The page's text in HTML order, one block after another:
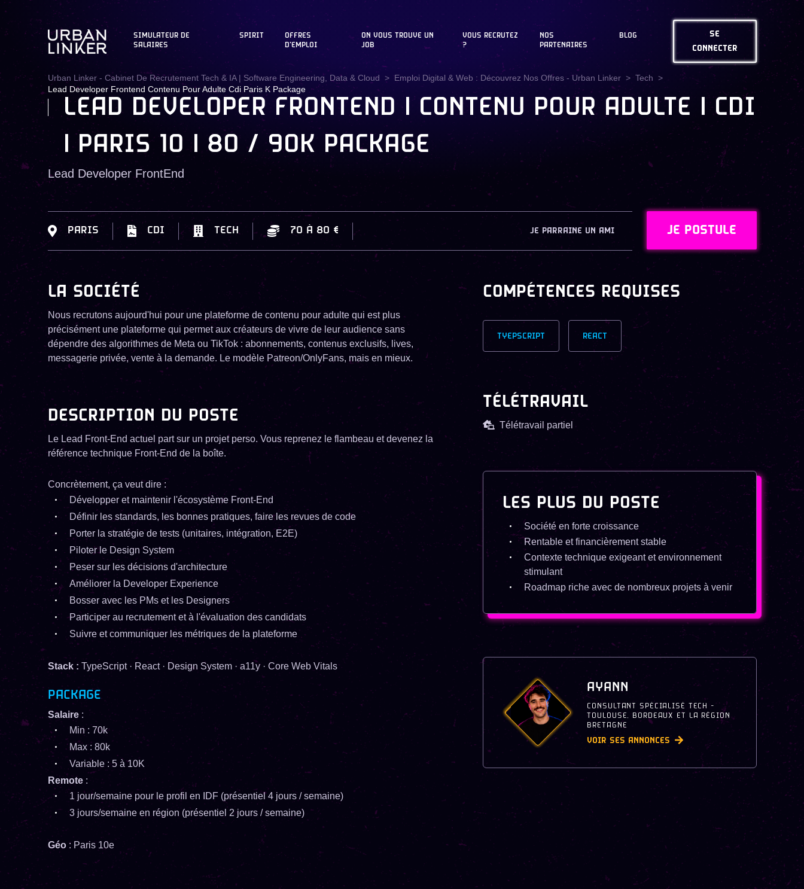
SIMULATEUR DE
SALAIRES
SPIRIT
OFFRES
D'EMPLOI
ON VOUS TROUVE UN
JOB
VOUS RECRUTEZ
?
NOS
PARTENAIRES
BLOG
SE
CONNECTER
Urban Linker - Cabinet De Recrutement Tech & IA | Software Engineering, Data & Cloud Emploi Digital & Web : Découvrez Nos Offres - Urban Linker
Tech
Lead Developer Frontend Contenu Pour Adulte Cdi Paris K Package
LEAD DEVELOPER FRONTEND | CONTENU POUR ADULTE | CDI
| PARIS 10 | 80 / 90K PACKAGE
Lead Developer FrontEnd
PARIS CDI TECH 70 À 80 € JE PARRAINE UN AMI JE POSTULE
LA SOCIÉTÉ
Nous recrutons aujourd'hui pour une plateforme de contenu pour adulte qui est plus
précisément une plateforme qui permet aux créateurs de vivre de leur audience sans
dépendre des algorithmes de Meta ou TikTok : abonnements, contenus exclusifs, lives,
messagerie privée, vente à la demande. Le modèle Patreon/OnlyFans, mais en mieux.
DESCRIPTION DU POSTE
Le Lead Front-End actuel part sur un projet perso. Vous reprenez le flambeau et devenez la
référence technique Front-End de la boîte.
Concrètement, ça veut dire :
Développer et maintenir l'écosystème Front-End
Définir les standards, les bonnes pratiques, faire les revues de code
Porter la stratégie de tests (unitaires, intégration, E2E)
Piloter le Design System
Peser sur les décisions d'architecture
Améliorer la Developer Experience
Bosser avec les PMs et les Designers
Participer au recrutement et à l'évaluation des candidats
Suivre et communiquer les métriques de la plateforme
Stack : TypeScript · React · Design System · a11y · Core Web Vitals
PACKAGE
Salaire:
Min : 70k
Max : 80k
Variable : 5 à 10K
Remote:
1 jour/semaine pour le profil en IDF (présentiel 4 jours / semaine)
3 jours/semaine en région (présentiel 2 jours / semaine)
Géo: Paris 10e
COMPÉTENCES REQUISES
TYEPSCRIPT REACT
TÉLÉTRAVAIL
Télétravail partiel
LES PLUS DU POSTE
Société en forte croissance
Rentable et financièrement stable
Contexte technique exigeant et environnement
stimulant
Roadmap riche avec de nombreux projets à venir
AYANN
CONSULTANT SPÉCIALISÉ TECH -
TOULOUSE, BORDEAUX ET LA RÉGION
BRETAGNE
VOIR SES ANNONCES